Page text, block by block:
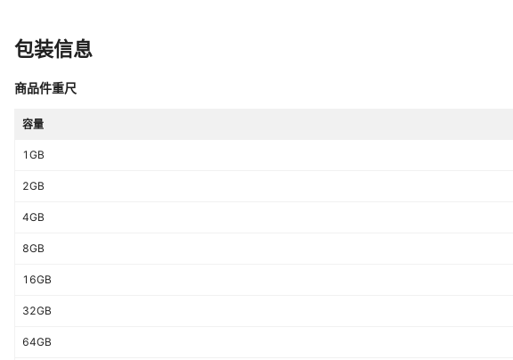
售后服务
主要下游平台
是否跨境出口专供货源
是否专利货源
包装信息
商品件重尺
容量
1GB
2GB
4GB
8GB
16GB
32GB
64GB